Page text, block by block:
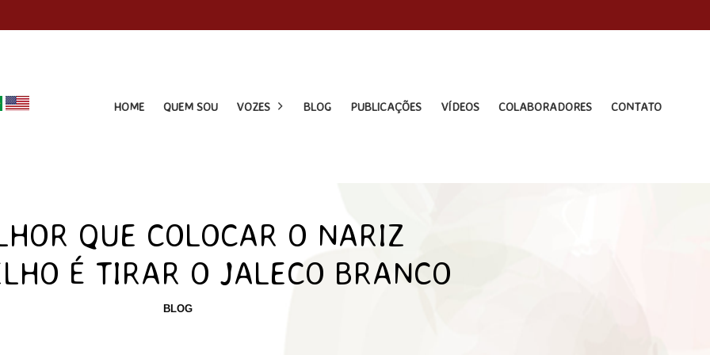
HOME QUEM SOU VOZES BLOG PUBLICAÇÕES VÍDEOS COLABORADORES CONTATO
QUE COLOCAR O NARIZ
É TIRAR O JALECO BRANCO
BLOG